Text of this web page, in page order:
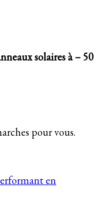
solaires à – 50
pour vous.
en